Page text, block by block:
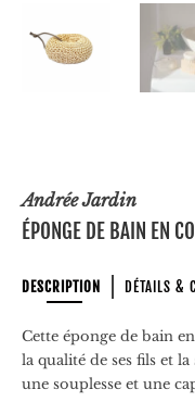
Andrée Jardin
ÉPONGE DE BAIN EN
DESCRIPTION DÉTAILS &
Cette éponge de bain
la qualité de ses fils et
une souplesse et une